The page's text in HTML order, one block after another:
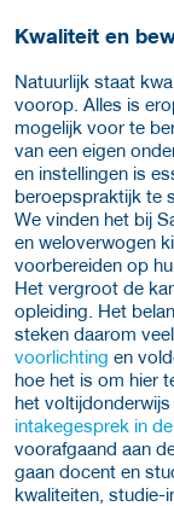
Kwaliteit en
Natuurlijk staat
voorop. Alles is
mogelijk voor te
van een eigen
en instellingen is
beroepspraktijk te
We vinden het bij
en weloverwogen
voorbereiden op
Het vergroot de
opleiding. Het
steken daarom
voorlichting en
hoe het is om hier
het
intakegesprek in
voorafgaand aan
gaan docent en
kwaliteiten, studie-